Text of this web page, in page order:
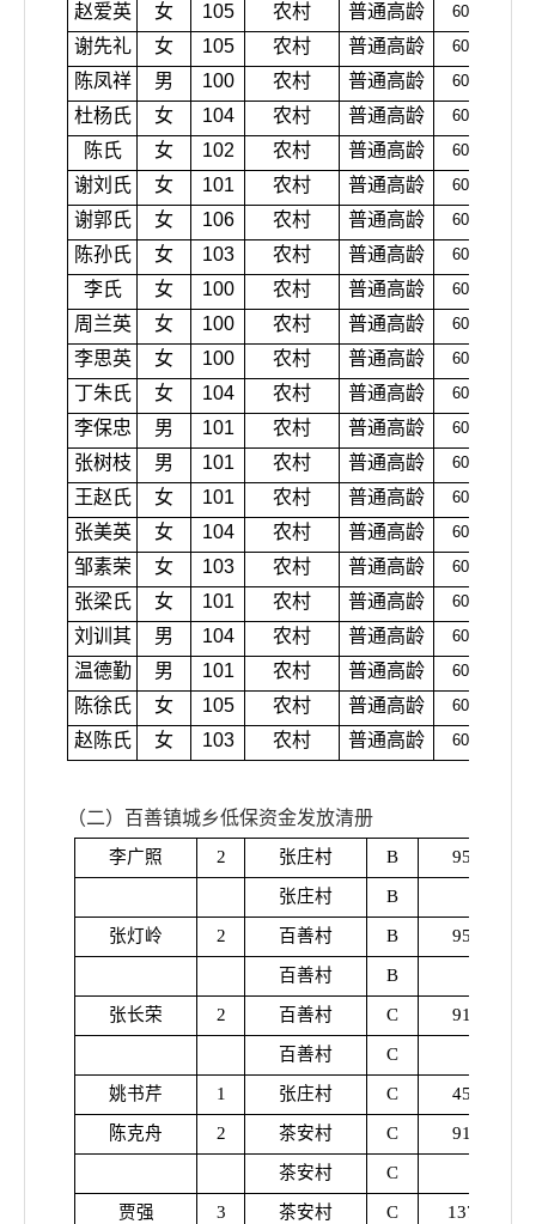
赵爱英 女 105 农村 普通高龄 600
谢先礼 女 105 农村 普通高龄 600
陈凤祥 男 100 农村 普通高龄 600
杜杨氏 女 104 农村 普通高龄 600
陈氏 女 102 农村 普通高龄 600
谢刘氏 女 101 农村 普通高龄 600
谢郭氏 女 106 农村 普通高龄 600
陈孙氏 女 103 农村 普通高龄 600
李氏 女 100 农村 普通高龄 600
周兰英 女 100 农村 普通高龄 600
李思英 女 100 农村 普通高龄 600
丁朱氏 女 104 农村 普通高龄 600
李保忠 男 101 农村 普通高龄 600
张树枝 男 101 农村 普通高龄 600
王赵氏 女 101 农村 普通高龄 600
张美英 女 104 农村 普通高龄 600
邹素荣 女 103 农村 普通高龄 600
张梁氏 女 101 农村 普通高龄 600
刘训其 男 104 农村 普通高龄 600
温德勤 男 101 农村 普通高龄 600
陈徐氏 女 105 农村 普通高龄 600
赵陈氏 女 103 农村 普通高龄 600
（二）百善镇城乡低保资金发放清册
李广照 2 张庄村 B 954
张庄村 B
张灯岭 2 百善村 B 954
百善村 B
张长荣 2 百善村 C 914
百善村 C
姚书芹 1 张庄村 C 457
陈克舟 2 茶安村 C 914
茶安村 C
贾强 3 茶安村 C 1371